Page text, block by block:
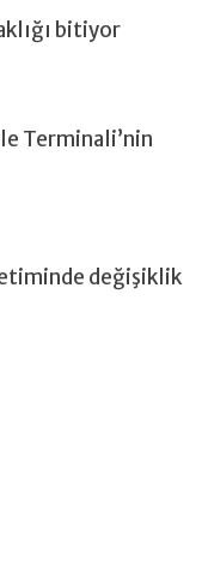
bitiyor
Terminali’nin
değişiklik